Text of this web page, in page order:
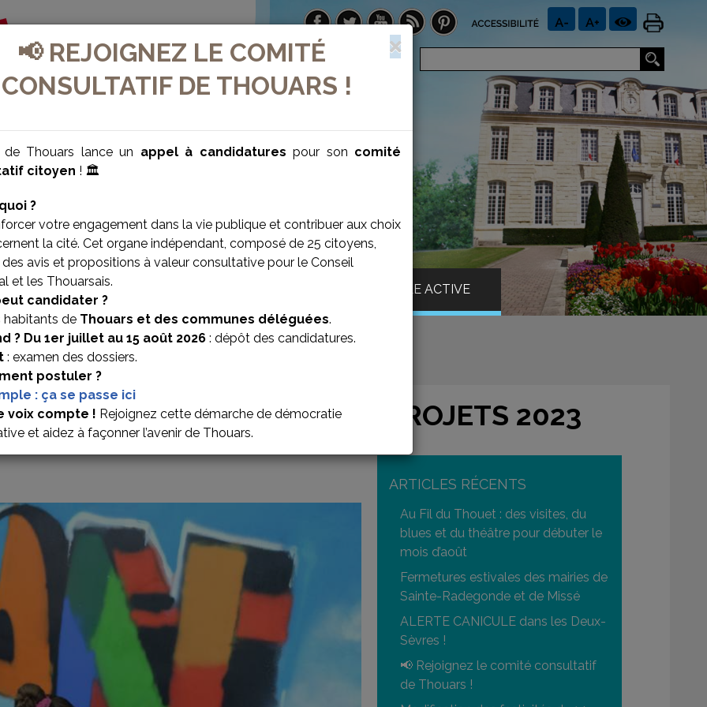
📢 REJOIGNEZ LE COMITÉ
CONSULTATIF DE THOUARS !
de Thouars lance un appel à candidatures pour son comité
citoyen ! 🏛️
?
votre engagement dans la vie publique et contribuer aux choix
la cité. Cet organe indépendant, composé de 25 citoyens,
avis et propositions à valeur consultative pour le Conseil
et les Thouarsais.
candidater ?
habitants de Thouars et des communes déléguées.
? Du 1er juillet au 15 août 2026 : dépôt des candidatures.
: examen des dossiers.
postuler ?
: ça se passe ici
voix compte ! Rejoignez cette démarche de démocratie
et aidez à façonner l’avenir de Thouars.
VILLE BIEN-ÊTRE VILLE ACTIVE
DES CAPUCINS – APPEL À PROJETS 2023
ARTICLES RÉCENTS
Au Fil du Thouet : des visites, du
blues et du théâtre pour débuter le
mois d’août
Fermetures estivales des mairies de
Sainte-Radegonde et de Missé
ALERTE CANICULE dans les Deux-
Sèvres !
📢 Rejoignez le comité consultatif
de Thouars !